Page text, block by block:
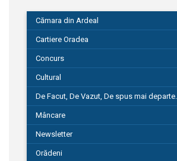
Cămara din Ardeal
Cartiere Oradea
Concurs
Cultural
De Facut, De Vazut, De spus mai departe…
580
Mâncare
Newsletter
Orădeni